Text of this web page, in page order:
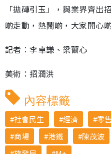
「拋磚引玉」，與業界齊出
啲走動，熱鬧啲，大家開心
記者︰李卓謙、梁薾心
美術：招潤洪
內容標籤
社會民生 經濟 零售
商場
港鐵 陳茂波